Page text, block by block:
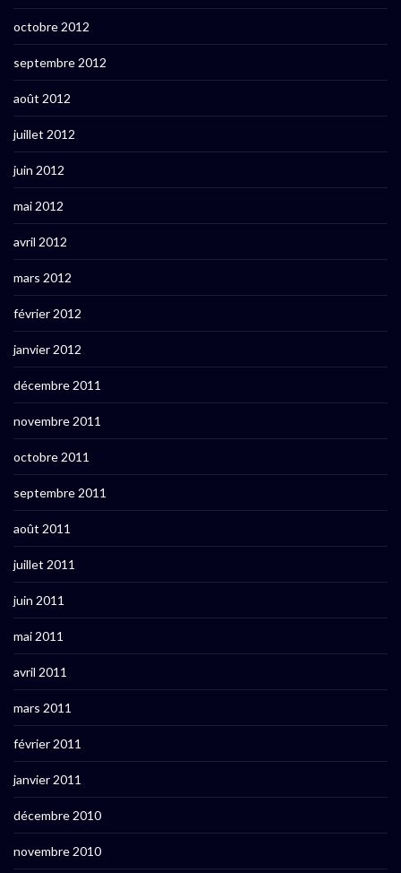
octobre 2012
septembre 2012
août 2012
juillet 2012
juin 2012
mai 2012
avril 2012
mars 2012
février 2012
janvier 2012
décembre 2011
novembre 2011
octobre 2011
septembre 2011
août 2011
juillet 2011
juin 2011
mai 2011
avril 2011
mars 2011
février 2011
janvier 2011
décembre 2010
novembre 2010